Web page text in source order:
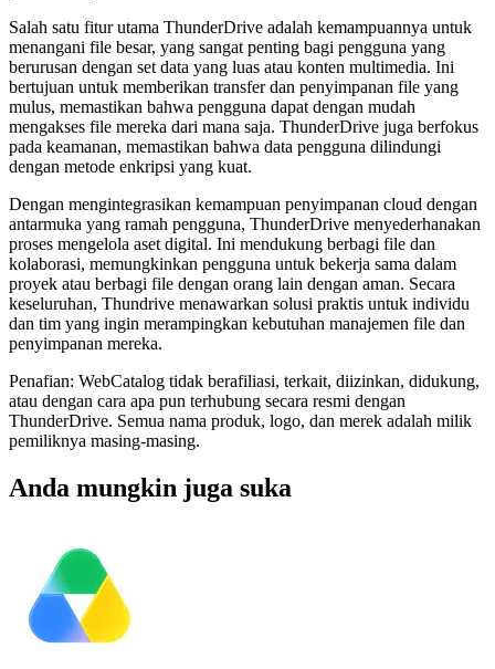
Salah satu fitur utama ThunderDrive adalah kemampuannya untuk
menangani file besar, yang sangat penting bagi pengguna yang
berurusan dengan set data yang luas atau konten multimedia. Ini
bertujuan untuk memberikan transfer dan penyimpanan file yang
mulus, memastikan bahwa pengguna dapat dengan mudah
mengakses file mereka dari mana saja. ThunderDrive juga berfokus
pada keamanan, memastikan bahwa data pengguna dilindungi
dengan metode enkripsi yang kuat.
Dengan mengintegrasikan kemampuan penyimpanan cloud dengan
antarmuka yang ramah pengguna, ThunderDrive menyederhanakan
proses mengelola aset digital. Ini mendukung berbagi file dan
kolaborasi, memungkinkan pengguna untuk bekerja sama dalam
proyek atau berbagi file dengan orang lain dengan aman. Secara
keseluruhan, Thundrive menawarkan solusi praktis untuk individu
dan tim yang ingin merampingkan kebutuhan manajemen file dan
penyimpanan mereka.
Penafian: WebCatalog tidak berafiliasi, terkait, diizinkan, didukung,
atau dengan cara apa pun terhubung secara resmi dengan
ThunderDrive. Semua nama produk, logo, dan merek adalah milik
pemiliknya masing-masing.
Anda mungkin juga suka